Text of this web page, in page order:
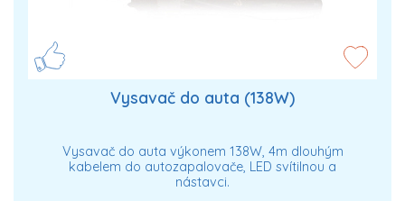
Vysavač do auta (138W)
Vysavač do auta výkonem 138W, 4m dlouhým
kabelem do autozapalovače, LED svítilnou a
nástavci.